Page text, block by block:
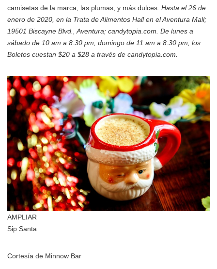
camisetas de la marca, las plumas, y más dulces. Hasta el 26 de
enero de 2020, en la Trata de Alimentos Hall en el Aventura Mall;
19501 Biscayne Blvd., Aventura; candytopia.com. De lunes a
sábado de 10 am a 8:30 pm, domingo de 11 am a 8:30 pm, los
Boletos cuestan $20 a $28 a través de candytopia.com.
AMPLIAR
Sip Santa
Cortesía de Minnow Bar